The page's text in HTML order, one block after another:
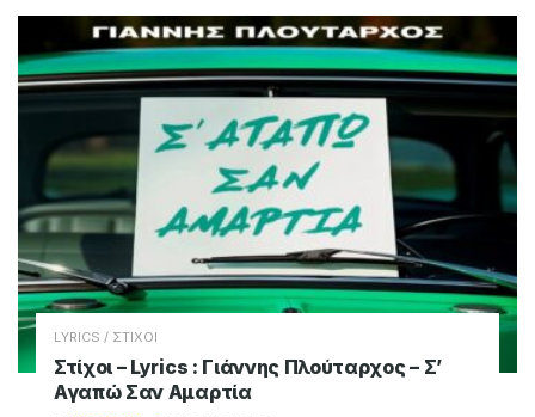
LYRICS / ΣΤΙΧΟΙ
Στίχοι – Lyrics : Γιάννης Πλούταρχος – Σ’
Αγαπώ Σαν Αμαρτία